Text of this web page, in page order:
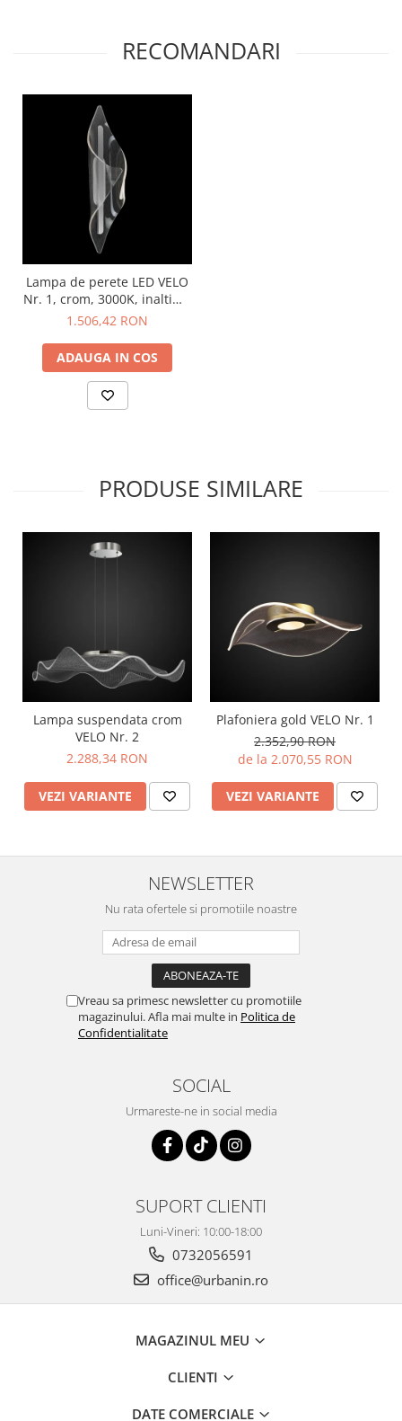
RECOMANDARI
Lampa de perete LED VELO
Nr. 1, crom, 3000K, inaltime
44 cm - ALTAVOLA DESIGN
1.506,42 RON
ADAUGA IN COS
PRODUSE SIMILARE
Lampa suspendata crom
VELO Nr. 2
2.288,34 RON
VEZI VARIANTE
Plafoniera gold VELO Nr. 1
2.352,90 RON
de la 2.070,55 RON
VEZI VARIANTE
NEWSLETTER
Nu rata ofertele si promotiile noastre
Vreau sa primesc newsletter cu promotiile
magazinului. Afla mai multe in Politica de
Confidentialitate
SOCIAL
Urmareste-ne in social media
SUPORT CLIENTI
Luni-Vineri: 10:00-18:00
0732056591
office@urbanin.ro
MAGAZINUL MEU
CLIENTI
DATE COMERCIALE